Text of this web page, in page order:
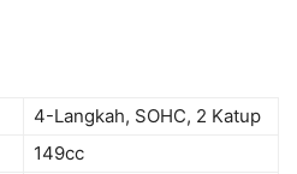
4-Langkah, SOHC, 2 Katup
149cc